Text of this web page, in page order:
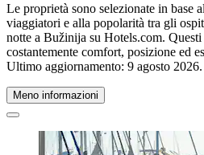
Le proprietà sono selezionate in base
viaggiatori e alla popolarità tra gli
notte a Bužinija su Hotels.com.
costantemente comfort, posizione ed
Ultimo aggiornamento: 9 agosto 2026.
Meno informazioni